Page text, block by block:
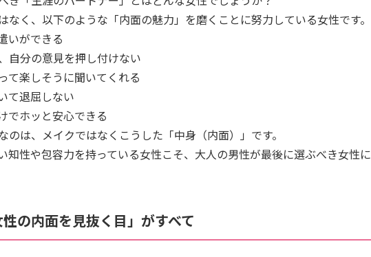
なく、以下のような「内面の魅力」を磨くことに努力している女性です。
いができる
自分の意見を押し付けない
て楽しそうに聞いてくれる
て退屈しない
でホッと安心できる
のは、メイクではなくこうした「中身（内面）」です。
知性や包容力を持っている女性こそ、大人の男性が最後に選ぶべき女性に
の内面を見抜く目」がすべて